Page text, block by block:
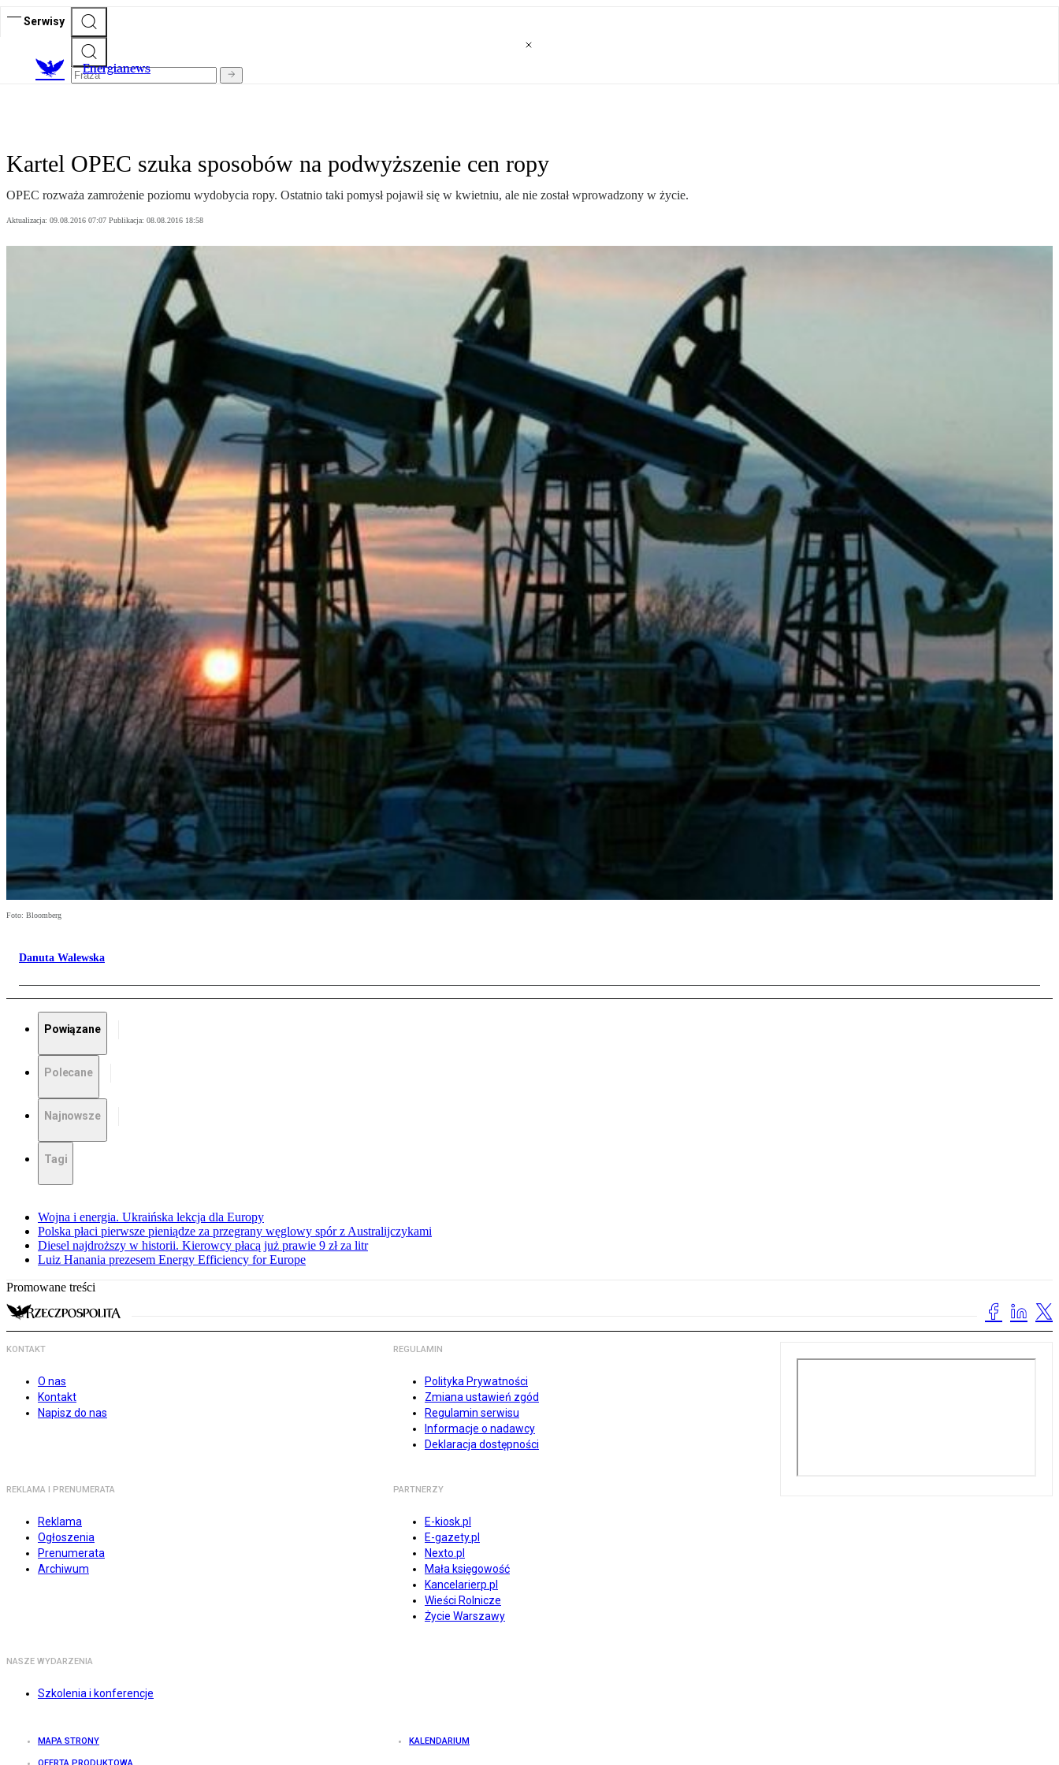
Serwisy
Energianews
Kartel OPEC szuka sposobów na podwyższenie cen ropy
OPEC rozważa zamrożenie poziomu wydobycia ropy. Ostatnio taki pomysł pojawił się w kwietniu, ale nie został wprowadzony w życie.
Aktualizacja: 09.08.2016 07:07 Publikacja: 08.08.2016 18:58
Foto: Bloomberg
Danuta Walewska
Powiązane
Polecane
Najnowsze
Tagi
Wojna i energia. Ukraińska lekcja dla Europy
Polska płaci pierwsze pieniądze za przegrany węglowy spór z Australijczykami
Diesel najdroższy w historii. Kierowcy płacą już prawie 9 zł za litr
Luiz Hanania prezesem Energy Efficiency for Europe
Promowane treści
KONTAKT
O nas
Kontakt
Napisz do nas
REGULAMIN
Polityka Prywatności
Zmiana ustawień zgód
Regulamin serwisu
Informacje o nadawcy
Deklaracja dostępności
REKLAMA I PRENUMERATA
Reklama
Ogłoszenia
Prenumerata
Archiwum
PARTNERZY
E-kiosk.pl
E-gazety.pl
Nexto.pl
Mała księgowość
Kancelarierp.pl
Wieści Rolnicze
Życie Warszawy
NASZE WYDARZENIA
Szkolenia i konferencje
MAPA STRONY KALENDARIUM